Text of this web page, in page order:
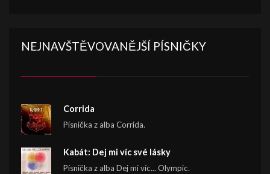
NEJNAVŠTĚVOVANĚJŠÍ PÍSNIČKY
Corrida
Písnička z alba Corrida.
Kabát: Dej mi víc své lásky
Písnička z alba Dej mi víc... Olympic.